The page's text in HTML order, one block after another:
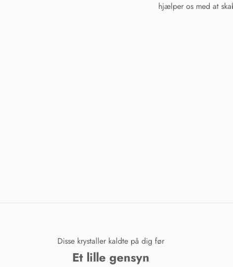
hjælper os med at
Disse krystaller kaldte på dig før
Et lille gensyn